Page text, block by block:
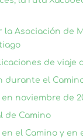
la Asociación de
de viaje
durante el
noviembre de
de Camino
el Camino y en